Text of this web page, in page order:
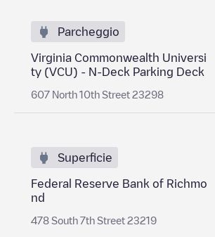
Parcheggio
Virginia Commonwealth Universi
ty (VCU) - N-Deck Parking Deck
607 North 10th Street 23298
Superficie
Federal Reserve Bank of Richmo
nd
478 South 7th Street 23219